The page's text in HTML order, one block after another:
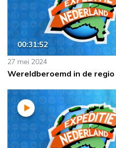
00:31:52
27 mei 2024
Wereldberoemd in de regio